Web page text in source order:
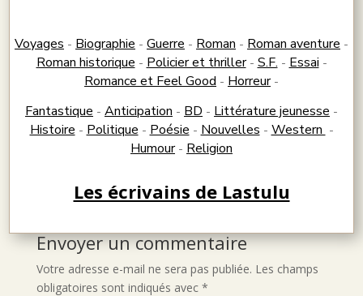
Voyages - Biographie - Guerre - Roman - Roman aventure -
Roman historique - Policier et thriller- S.F. - Essai -
Romance et Feel Good - Horreur-
Fantastique - Anticipation - BD - Littérature jeunesse -
Histoire - Politique - Poésie - Nouvelles - Western -
Humour- Religion
Les écrivains de Lastulu
Envoyer un commentaire
Votre adresse e-mail ne sera pas publiée. Les champs
obligatoires sont indiqués avec *